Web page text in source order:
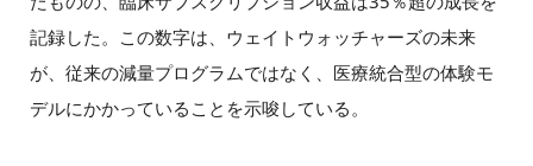
記録した。この数字は、ウェイトウォッチャーズの未来
が、従来の減量プログラムではなく、医療統合型の体験モ
デルにかかっていることを示唆している。